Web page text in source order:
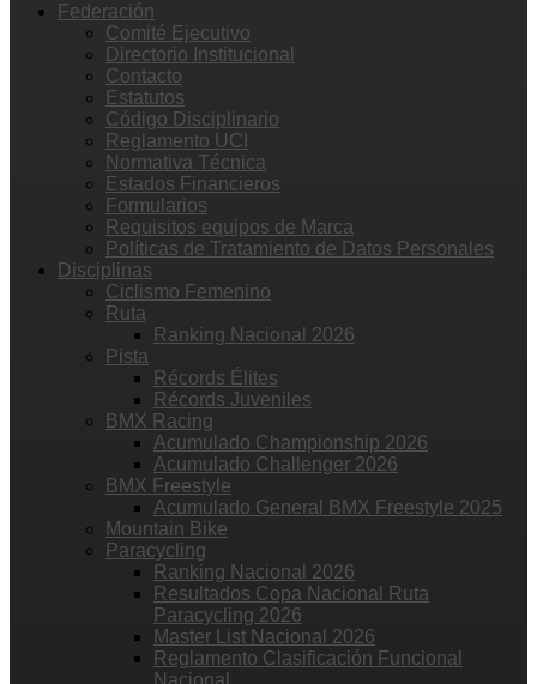
Federación
Comité Ejecutivo
Directorio Institucional
Contacto
Estatutos
Código Disciplinario
Reglamento UCI
Normativa Técnica
Estados Financieros
Formularios
Requisitos equipos de Marca
Políticas de Tratamiento de Datos Personales
Disciplinas
Ciclismo Femenino
Ruta
Ranking Nacional 2026
Pista
Récords Élites
Récords Juveniles
BMX Racing
Acumulado Championship 2026
Acumulado Challenger 2026
BMX Freestyle
Acumulado General BMX Freestyle 2025
Mountain Bike
Paracycling
Ranking Nacional 2026
Resultados Copa Nacional Ruta
Paracycling 2026
Master List Nacional 2026
Reglamento Clasificación Funcional